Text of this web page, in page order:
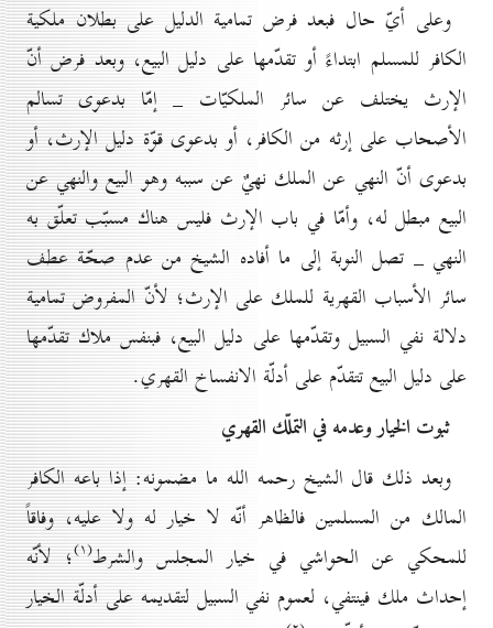
وعلى أيّ حال فبعد فرض تمامية الدليل على بطلان ملكية
الكافر للمسلم ابتداءً أو تقدّمها على دليل البيع، وبعد فرض أنّ
الإرث يختلف عن سائر الملكيّات _ إمّا بدعوى تسالم
الأصحاب علی إرثه من الکافر، أو بدعوی قوّة دليل الإرث، أو
بدعوى أنّ النهي عن الملك نهيٌ عن سببه وهو البيع والنهي عن
البيع مبطل له، وأمّا في باب الإرث فليس هناك مسبّب تعلّق به
النهي _ تصل النوبة إلى ما أفاده الشيخ من عدم صحّة عطف
سائر الأسباب القهرية للملك على الإرث؛ لأنّ المفروض تمامية
دلالة نفي السبيل وتقدّمها على دليل البيع، فبنفس ملاك تقدّمها
على دليل البيع تتقدّم على أدلّة الانفساخ القهري.
ثبوت الخیار وعدمه في التملّك القهري
وبعد ذلك قال الشيخ رحمه الله ما مضمونه: إذا باعه الكافر
المالك من المسلمين فالظاهر أنّه لا خيار له ولا عليه، وفاقاً
للمحكي عن الحواشي في خيار المجلس والشرط(۱) ؛ لأنّه
إحداث ملك فينتفي، لعموم نفي السبيل لتقديمه على أدلّة الخيار